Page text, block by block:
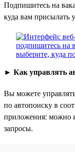
Подпишитесь на
куда вам присылать
► Как управлять
Вы можете
по автопоиску в
приложения: можно
запросы.